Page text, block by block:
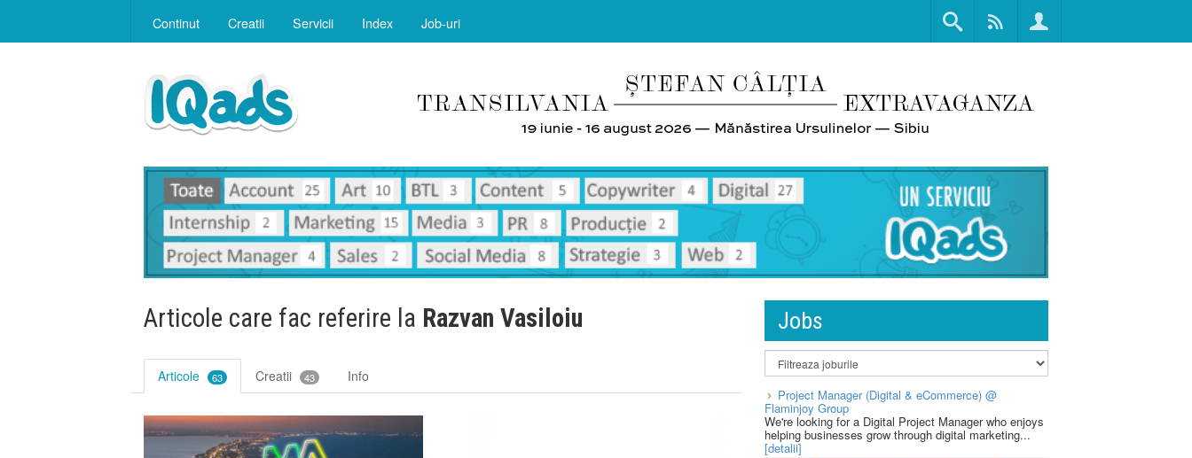
Continut Creatii Servicii Index Job-uri
Articole care fac referire la Razvan Vasiloiu
Articole 63 Creatii 43 Info
Jobs
Project Manager (Digital & eCommerce) @
Flaminjoy Group
We're looking for a Digital Project Manager who enjoys
helping businesses grow through digital marketing...
[detalii]